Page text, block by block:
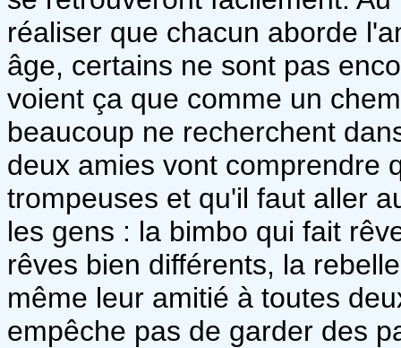
réaliser que chacun aborde
âge, certains ne sont pas
voient ça que comme un
beaucoup ne recherchent
deux amies vont comprendre
trompeuses et qu'il faut aller
les gens : la bimbo qui fait
rêves bien différents, la
même leur amitié à toutes
empêche pas de garder des